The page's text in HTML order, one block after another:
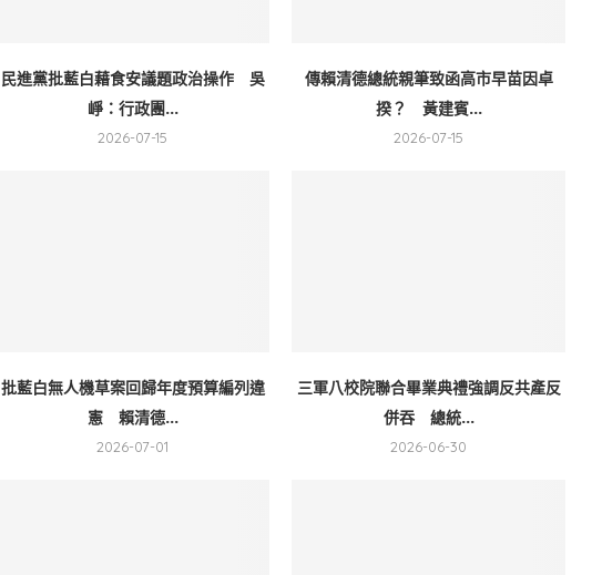
民進黨批藍白藉食安議題政治操作 吳
崢：行政團...
2026-07-15
傳賴清德總統親筆致函高市早苗因卓
揆？ 黃建賓...
2026-07-15
批藍白無人機草案回歸年度預算編列違
憲 賴清德...
2026-07-01
三軍八校院聯合畢業典禮強調反共產反
併吞 總統...
2026-06-30